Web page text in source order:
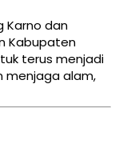
Karno dan
Kabupaten
terus menjadi
menjaga alam,